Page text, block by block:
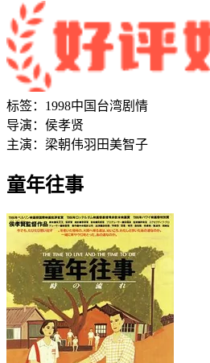
标签： 1998中国台湾剧情
导演： 侯孝贤
主演： 梁朝伟羽田美智子
童年往事